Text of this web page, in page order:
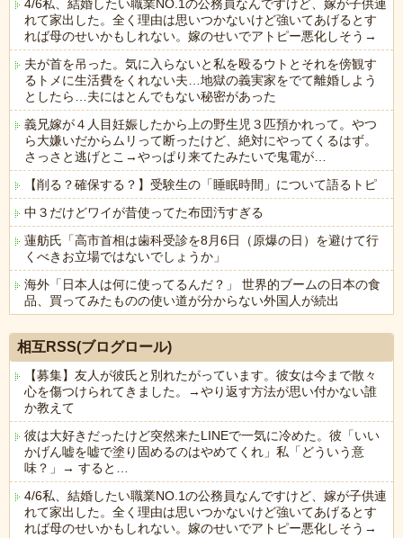
4/6私、結婚したい職業NO.1の公務員なんですけど、嫁が子供連
れて家出した。全く理由は思いつかないけど強いてあげるとす
れば母のせいかもしれない。嫁のせいでアトピー悪化しそう→
夫が首を吊った。気に入らないと私を殴るウトとそれを傍観す
るトメに生活費をくれない夫…地獄の義実家をでて離婚しよう
としたら…夫にはとんでもない秘密があった
義兄嫁が４人目妊娠したから上の野生児３匹預かれって。やつ
ら大嫌いだからムリって断ったけど、絶対にやってくるはず。
さっさと逃げとこ→やっぱり来てたみたいで鬼電が…
【削る？確保する？】受験生の「睡眠時間」について語るトピ
中３だけどワイが昔使ってた布団汚すぎる
蓮舫氏「高市首相は歯科受診を8月6日（原爆の日）を避けて行
くべきお立場ではないでしょうか」
海外「日本人は何に使ってるんだ？」 世界的ブームの日本の食
品、買ってみたものの使い道が分からない外国人が続出
相互RSS(ブログロール)
【募集】友人が彼氏と別れたがっています。彼女は今まで散々
心を傷つけられてきました。→やり返す方法が思い付かない誰
か教えて
彼は大好きだったけど突然来たLINEで一気に冷めた。彼「いい
かげん嘘を嘘で塗り固めるのはやめてくれ」私「どういう意
味？」→ すると…
4/6私、結婚したい職業NO.1の公務員なんですけど、嫁が子供連
れて家出した。全く理由は思いつかないけど強いてあげるとす
れば母のせいかもしれない。嫁のせいでアトピー悪化しそう→